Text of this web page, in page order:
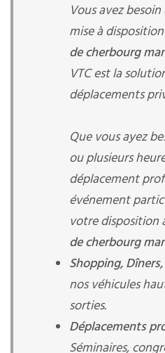
Vous avez
mise à
de cherbourg
VTC est la
déplacements
Que vous ayez
ou plusieurs
déplacement
événement
votre disposition
de cherbourg
Shopping,
nos véhicules
sorties.
Déplacements
Séminaires,